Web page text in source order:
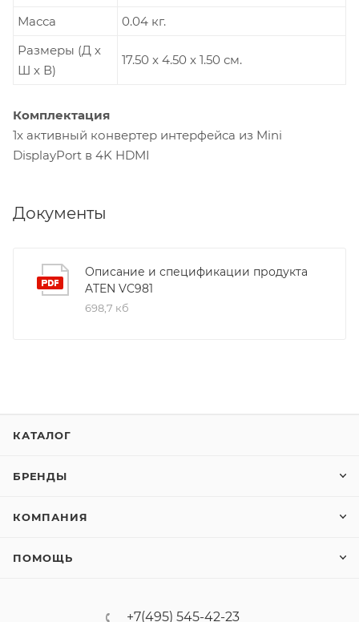
Масса
0.04 кг.
Размеры (Д х
Ш х В)
17.50 x 4.50 x 1.50 см.
Комплектация
1x активный конвертер интерфейса из Mini
DisplayPort в 4K HDMI
Документы
Описание и спецификации продукта
ATEN VC981
698,7 кб
КАТАЛОГ
БРЕНДЫ
КОМПАНИЯ
ПОМОЩЬ
+7(495) 545-42-23